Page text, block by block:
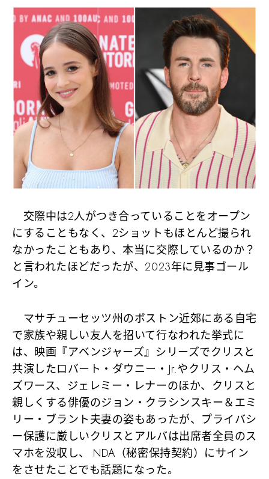
交際中は2人がつき合っていることをオープン
にすることもなく、2ショットもほとんど撮られ
なかったこともあり、本当に交際しているのか？
と言われたほどだったが、2023年に見事ゴール
イン。
マサチューセッツ州のボストン近郊にある自宅
で家族や親しい友人を招いて行なわれた挙式に
は、映画『アベンジャーズ』シリーズでクリスと
共演したロバート・ダウニー・Jr.やクリス・ヘム
ズワース、ジェレミー・レナーのほか、クリスと
親しくする俳優のジョン・クラシンスキー＆エミ
リー・ブラント夫妻の姿もあったが、プライバシ
ー保護に厳しいクリスとアルバは出席者全員のス
マホを没収し、 NDA（秘密保持契約）にサイン
をさせたことでも話題になった。